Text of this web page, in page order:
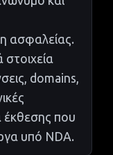
ασφαλείας.
domains,
έκθεσης που
υπό NDA.